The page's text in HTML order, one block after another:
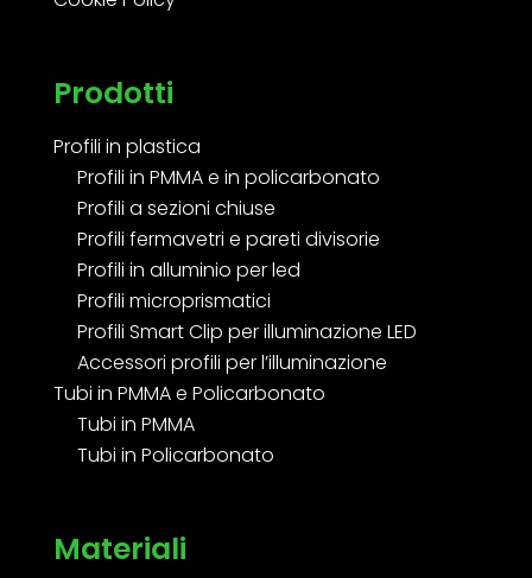
Prodotti
Profili in plastica
Profili in PMMA e in policarbonato
Profili a sezioni chiuse
Profili fermavetri e pareti divisorie
Profili in alluminio per led
Profili microprismatici
Profili Smart Clip per illuminazione LED
Accessori profili per l’illuminazione
Tubi in PMMA e Policarbonato
Tubi in PMMA
Tubi in Policarbonato
Materiali